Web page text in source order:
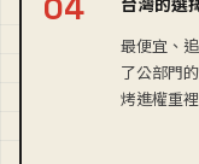
最便宜、
了公部門
烤進權重